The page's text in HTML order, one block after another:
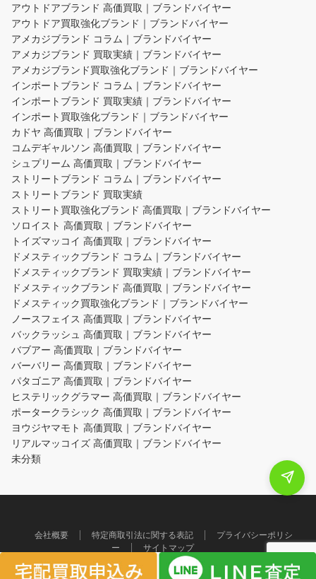
アウトドアブランド 高価買取｜ブランドバイヤー
アウトドア買取強化ブランド｜ブランドバイヤー
アメカジブランド コラム｜ブランドバイヤー
アメカジブランド 買取実績｜ブランドバイヤー
アメカジブランド買取強化ブランド｜ブランドバイヤー
インポートブランド コラム｜ブランドバイヤー
インポートブランド 買取実績｜ブランドバイヤー
インポート買取強化ブランド｜ブランドバイヤー
カドヤ 高価買取｜ブランドバイヤー
コムデギャルソン 高価買取｜ブランドバイヤー
シュプリーム 高価買取｜ブランドバイヤー
ストリートブランド コラム｜ブランドバイヤー
ストリートブランド 買取実績
ストリート買取強化ブランド 高価買取｜ブランドバイヤー
ソロイスト 高価買取｜ブランドバイヤー
トイズマッコイ 高価買取｜ブランドバイヤー
ドメスティックブランド コラム｜ブランドバイヤー
ドメスティックブランド 買取実績｜ブランドバイヤー
ドメスティックブランド 高価買取｜ブランドバイヤー
ドメスティック買取強化ブランド｜ブランドバイヤー
ノースフェイス 高価買取｜ブランドバイヤー
バックラッシュ 高価買取｜ブランドバイヤー
バブアー 高価買取｜ブランドバイヤー
バーバリー 高価買取｜ブランドバイヤー
パタゴニア 高価買取｜ブランドバイヤー
ヒステリックグラマー 高価買取｜ブランドバイヤー
ポータークラシック 高価買取｜ブランドバイヤー
ヨウジヤマモト 高価買取｜ブランドバイヤー
リアルマッコイズ 高価買取｜ブランドバイヤー
未分類
会社概要 特定商取引法に関する表記
プライバシーポリシ
ー
サイトマップ
ブランド古着買取専門店｜ブランドバイヤー